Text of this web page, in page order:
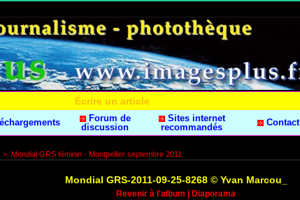
Écrire un article
Forum de
discussion
Sites internet
recommandés
Contact
> Mondial GRS féminin - Montpellier septembre 2011
Mondial GRS-2011-09-25-8268 © Yvan Marcou_
Revenir à l'album Diaporama